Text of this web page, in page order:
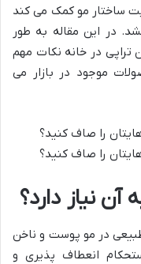
ساختار مو کمک می کند
در این مقاله به طور
تراپی در خانه نکات مهم
موجود در بازار می
نیاز دارد؟
در مو پوست و ناخن
انعطاف پذیری و